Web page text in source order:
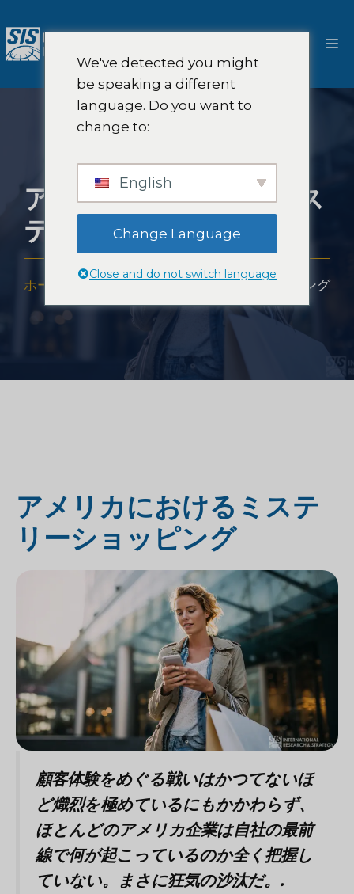
ン
テ
メ
アメリカにおけるミス
テリーショッピング
ホーム アメリカにおけるミステリーショッピング
アメリカにおけるミステ
リーショッピング
顧客体験をめぐる戦いはかつてないほ
ど熾烈を極めているにもかかわらず、
ほとんどのアメリカ企業は自社の最前
線で何が起こっているのか全く把握し
ていない。まさに狂気の沙汰だ。.
We've detected you might
be speaking a different
language. Do you want to
change to:
English
Change Language
Close and do not switch language